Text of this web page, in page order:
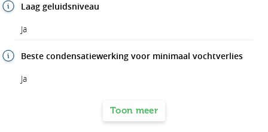
Laag geluidsniveau
Ja
Beste condensatiewerking voor minimaal vochtverlies
Ja
Toon meer